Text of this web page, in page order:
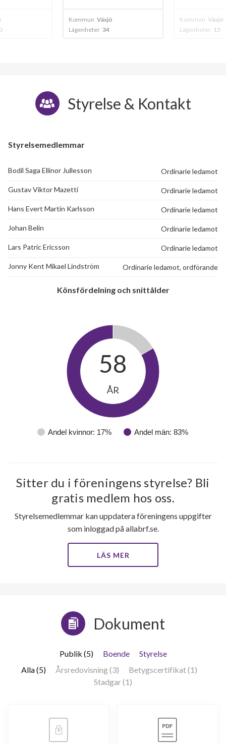
43
Kommun Växjö
Lägenheter 15
Kommun Växjö
Lägenheter 40
Styrelse & Kontakt
Styrelsemedlemmar
Bodil Saga Ellinor Jullesson Ordinarie ledamot
Gustav Viktor Mazetti Ordinarie ledamot
Hans Evert Martin Karlsson Ordinarie ledamot
Johan Belin Ordinarie ledamot
Lars Patric Ericsson Ordinarie ledamot
Jonny Kent Mikael Lindström Ordinarie ledamot, ordförande
Könsfördelning och snittålder
Andel kvinnor: 17% Andel män: 83%
58
ÅR
Sitter du i föreningens styrelse? Bli
gratis medlem hos oss.
Styrelsemedlemmar kan uppdatera föreningens uppgifter
som inloggad på allabrf.se.
LÄS MER
Dokument
Publik (5) Boende
Styrelse
Alla (5)
Årsredovisning (3)
Betygscertifikat (1)
Stadgar (1)